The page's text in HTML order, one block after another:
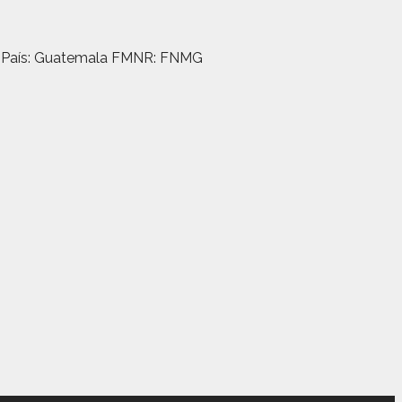
Guatemala FMNR: FNMG